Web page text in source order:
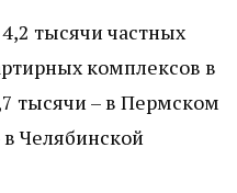
тысячи частных
комплексов в
тысячи – в Пермском
Челябинской